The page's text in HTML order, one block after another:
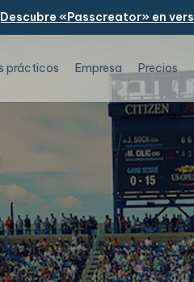
«Passcreator» en
prácticos Empresa Precios